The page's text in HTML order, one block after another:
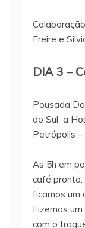
Freire e
DIA 3 –
Pousada
do Sul a
Petrópolis –
As 5h em
café pronto.
ficamos um
Fizemos
com o